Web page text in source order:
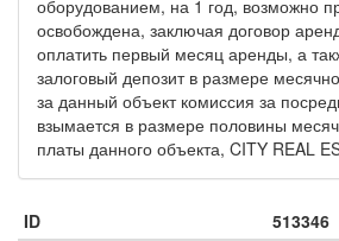
оборудованием, на 1 год, возможно
освобождена, заключая договор
оплатить первый месяц аренды, а
залоговый депозит в размере
за данный объект комиссия за
взымается в размере половины
платы данного объекта, CITY REAL
ID
513346